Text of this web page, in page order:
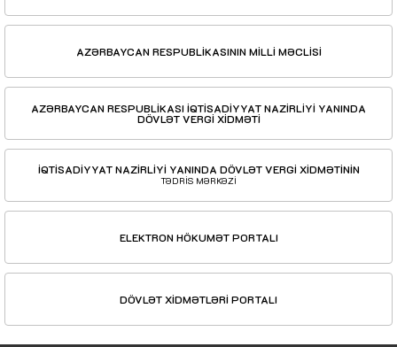
AZƏRBAYCAN RESPUBLİKASININ MİLLİ MƏCLİSİ
AZƏRBAYCAN RESPUBLİKASI İQTİSADİYYAT NAZİRLİYİ YANINDA
DÖVLƏT VERGİ XİDMƏTİ
İQTİSADİYYAT NAZİRLİYİ YANINDA DÖVLƏT VERGİ XİDMƏTİNİN
TƏDRİS MƏRKƏZİ
ELEKTRON HÖKUMƏT PORTALI
DÖVLƏT XİDMƏTLƏRİ PORTALI